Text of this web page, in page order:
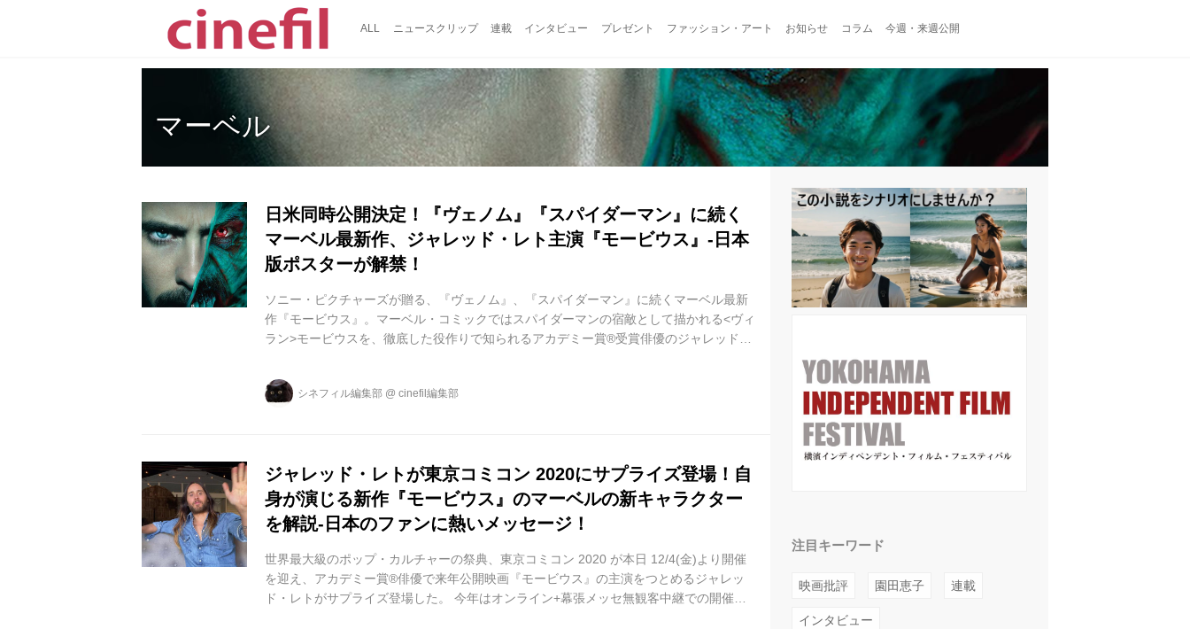
ALL ニュースクリップ 連載 インタビュー プレゼント ファッション・アート お知らせ コラム 今週・来週公開
マーベル
日米同時公開決定！『ヴェノム』『スパイダーマン』に続く
マーベル最新作、ジャレッド・レト主演『モービウス』-日本
版ポスターが解禁！
ソニー・ピクチャーズが贈る、『ヴェノム』、『スパイダーマン』に続くマーベル最新
作『モービウス』。マーベル・コミックではスパイダーマンの宿敵として描かれる<ヴィ
ラン>モービウスを、徹底した役作りで知られるアカデミー賞®受賞俳優のジャレッド・
ヴィランのバルチャーを演じたマイケル・キートンの登場や、モービウスが発する「俺
はヴェノムだ」という言葉など、『ヴェノム』、『スパイ ダーマン』とのリンクを強く
シネフィル編集部 @ cinefil編集部
ジャレッド・レトが東京コミコン 2020にサプライズ登場！自
身が演じる新作『モービウス』のマーベルの新キャラクター
を解説-日本のファンに熱いメッセージ！
世界最大級のポップ・カルチャーの祭典、東京コミコン 2020 が本日 12/4(金)より開催
を迎え、アカデミー賞®俳優で来年公開映画『モービウス』の主演をつとめるジャレッ
ド・レトがサプライズ登場した。 今年はオンライン+幕張メッセ無観客中継での開催と
注目キーワード
映画批評 園田恵子 連載
インタビュー